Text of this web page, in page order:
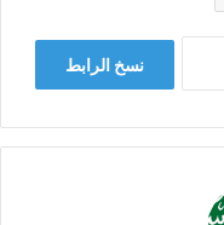
نسخ الرابط